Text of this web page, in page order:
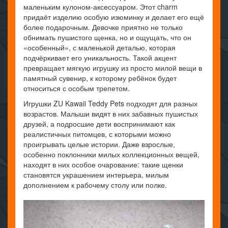
маленьким кулоном-аксессуаром. Этот charm
придаёт изделию особую изюминку и делает его ещё
более подарочным. Девочке приятно не только
обнимать пушистого щенка, но и ощущать, что он
«особенный», с маленькой деталью, которая
подчёркивает его уникальность. Такой акцент
превращает мягкую игрушку из просто милой вещи в
памятный сувенир, к которому ребёнок будет
относиться с особым трепетом.
Игрушки ZU Kawaii Teddy Pets подходят для разных
возрастов. Малыши видят в них забавных пушистых
друзей, а подросшие дети воспринимают как
реалистичных питомцев, с которыми можно
проигрывать целые истории. Даже взрослые,
особенно поклонники милых коллекционных вещей,
находят в них особое очарование: такие щенки
становятся украшением интерьера, милым
дополнением к рабочему столу или полке.